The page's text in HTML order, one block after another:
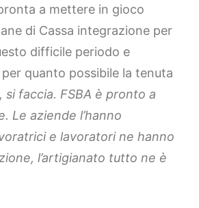
a mettere in gioco
di Cassa integrazione per
difficile periodo e
quanto possibile la tenuta
si faccia. FSBA è pronto a
Le aziende l’hanno
e lavoratori ne hanno
l’artigianato tutto ne è